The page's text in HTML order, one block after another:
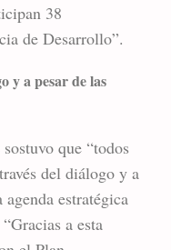
38
de Desarrollo”.
y a pesar de las
que “todos
del diálogo y a
estratégica
a esta